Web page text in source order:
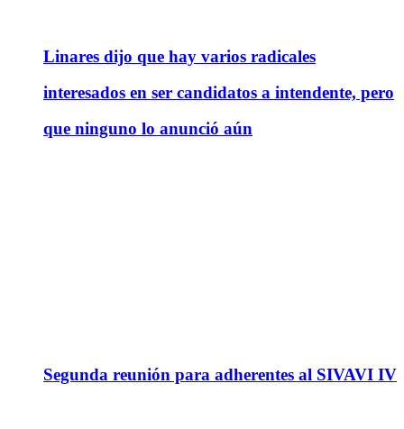
Linares dijo que hay varios radicales
interesados en ser candidatos a intendente, pero
que ninguno lo anunció aún
Segunda reunión para adherentes al SIVAVI IV